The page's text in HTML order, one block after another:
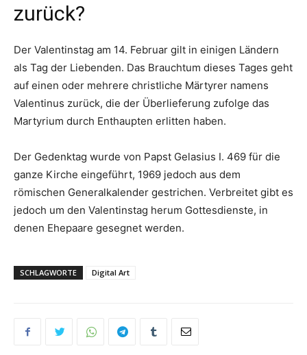
zurück?
Der Valentinstag am 14. Februar gilt in einigen Ländern
als Tag der Liebenden. Das Brauchtum dieses Tages geht
auf einen oder mehrere christliche Märtyrer namens
Valentinus zurück, die der Überlieferung zufolge das
Martyrium durch Enthaupten erlitten haben.
Der Gedenktag wurde von Papst Gelasius I. 469 für die
ganze Kirche eingeführt, 1969 jedoch aus dem
römischen Generalkalender gestrichen. Verbreitet gibt es
jedoch um den Valentinstag herum Gottesdienste, in
denen Ehepaare gesegnet werden.
SCHLAGWORTE Digital Art